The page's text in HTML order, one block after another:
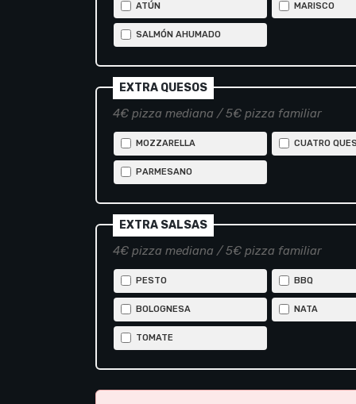
ATÚN MARISCO
SALMÓN AHUMADO
EXTRA QUESOS
4€ pizza mediana / 5€ pizza familiar
MOZZARELLA CUATRO
PARMESANO
EXTRA SALSAS
4€ pizza mediana / 5€ pizza familiar
PESTO BBQ
BOLOGNESA NATA
TOMATE